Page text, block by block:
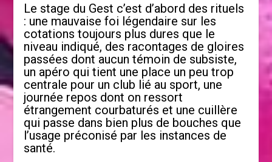
Le stage du Gest c’est d’abord des rituels
: une mauvaise foi légendaire sur les
cotations toujours plus dures que le
niveau indiqué, des racontages de gloires
passées dont aucun témoin de subsiste,
un apéro qui tient une place un peu trop
centrale pour un club lié au sport, une
journée repos dont on ressort
étrangement courbaturés et une cuillère
qui passe dans bien plus de bouches que
l’usage préconisé par les instances de
santé.